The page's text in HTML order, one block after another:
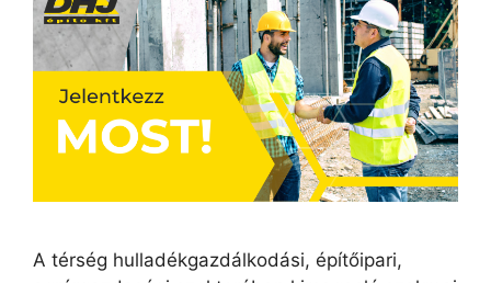
A térség hulladékgazdálkodási, építőipari,